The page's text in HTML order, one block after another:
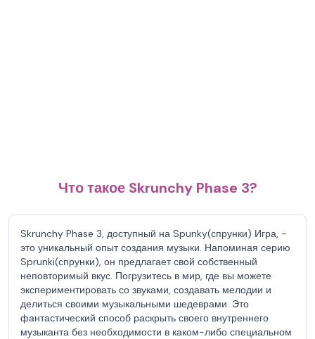
Что такое Skrunchy Phase 3?
Skrunchy Phase 3, доступный на Spunky(спрунки) Игра, -
это уникальный опыт создания музыки. Напоминая серию
Sprunki(спрунки), он предлагает свой собственный
неповторимый вкус. Погрузитесь в мир, где вы можете
экспериментировать со звуками, создавать мелодии и
делиться своими музыкальными шедеврами. Это
фантастический способ раскрыть своего внутреннего
музыканта без необходимости в каком-либо специальном